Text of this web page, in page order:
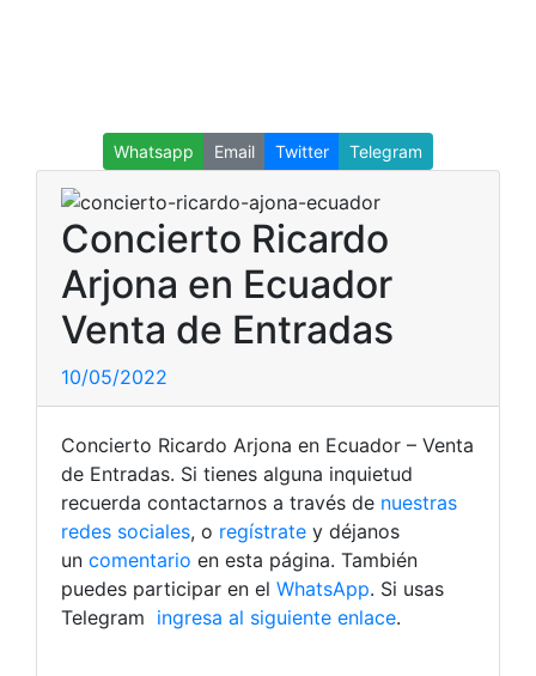
Whatsapp Email Twitter Telegram
Concierto Ricardo
Arjona en Ecuador
Venta de Entradas
10/05/2022
Concierto Ricardo Arjona en Ecuador – Venta
de Entradas. Si tienes alguna inquietud
recuerda contactarnos a través de nuestras
redes sociales, o regístrate y déjanos
un comentario en esta página. También
puedes participar en el WhatsApp. Si usas
Telegram ingresa al siguiente enlace.